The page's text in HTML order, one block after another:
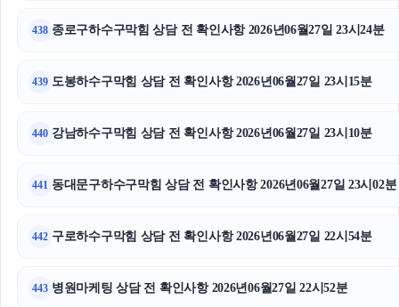
438 종로구하수구막힘 상담 전 확인사항 2026년06월27일 23시24분
439 도봉하수구막힘 상담 전 확인사항 2026년06월27일 23시15분
440 강남하수구막힘 상담 전 확인사항 2026년06월27일 23시10분
441 동대문구하수구막힘 상담 전 확인사항 2026년06월27일 23시02분
442 구로하수구막힘 상담 전 확인사항 2026년06월27일 22시54분
443 병원마케팅 상담 전 확인사항 2026년06월27일 22시52분